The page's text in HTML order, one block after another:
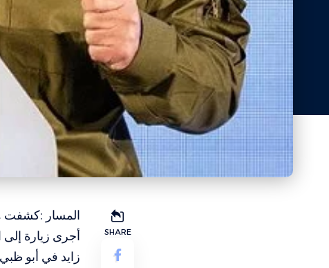
SHARE
أجرى زيارة إلى
زايد في أبو